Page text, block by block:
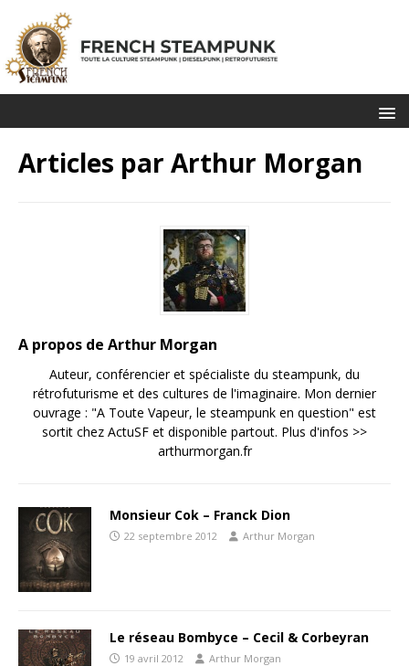
Articles par Arthur Morgan
A propos de Arthur Morgan
Auteur, conférencier et spécialiste du steampunk, du
rétrofuturisme et des cultures de l'imaginaire. Mon dernier
ouvrage : "A Toute Vapeur, le steampunk en question" est
sortit chez ActuSF et disponible partout. Plus d'infos >>
arthurmorgan.fr
Monsieur Cok – Franck Dion
22 septembre 2012 Arthur Morgan
Le réseau Bombyce – Cecil & Corbeyran
19 avril 2012 Arthur Morgan